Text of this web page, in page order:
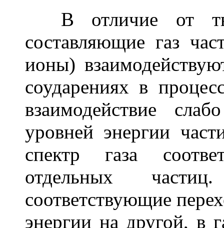
В отличие от
составляющие газ
ионы)
соударениях в
взаимодействие
уровней энергии
спектр газа
отдельных
соответствующие
энергии на другой, в